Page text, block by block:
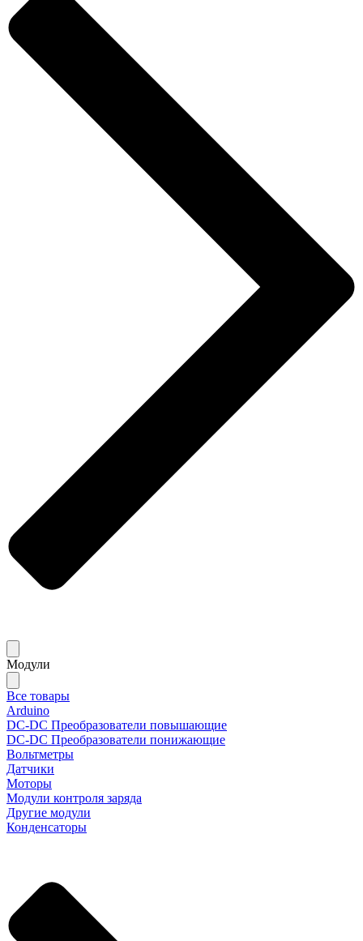
Модули
Все товары
Arduino
DC-DC Преобразователи повышающие
DC-DC Преобразователи понижающие
Вольтметры
Датчики
Моторы
Модули контроля заряда
Другие модули
Конденсаторы